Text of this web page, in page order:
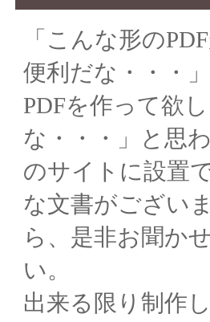
「こんな形の
便利だな・・・
PDFを作って欲
な・・・」と思
のサイトに設置
な文書がござい
ら、是非お聞か
い。
出来る限り制作